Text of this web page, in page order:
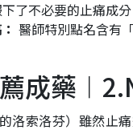
了不必要的止痛成
醫師特別點名含有
成藥
洛索洛芬）雖然止